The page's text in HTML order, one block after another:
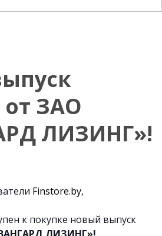
от ЗАО
ЛИЗИНГ»!
Finstore.by,
к покупке новый выпуск